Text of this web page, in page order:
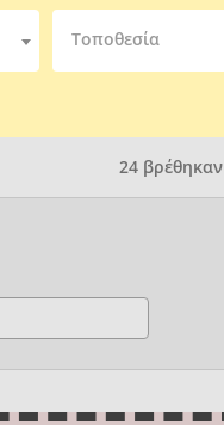
Τοποθεσία
24 βρέθηκαν